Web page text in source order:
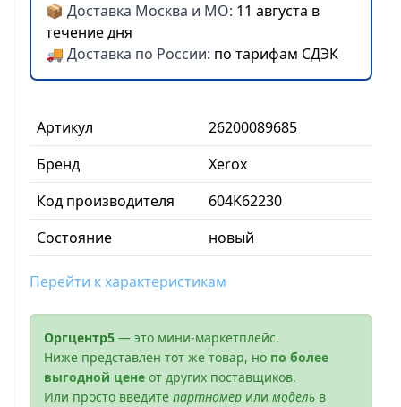
Артикул
26200089685
Бренд
Xerox
Код производителя
604K62230
Состояние
новый
Перейти к характеристикам
Оргцентр5 — это мини-маркетплейс.
Ниже представлен тот же товар, но по более
выгодной цене от других поставщиков.
Или просто введите партномер или модель в
📦 Доставка Москва и МО: 11 августа в
течение дня
🚚 Доставка по России: по тарифам СДЭК